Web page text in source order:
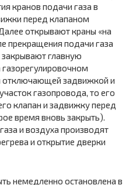
кранов подачи газа в
перед клапаном
открывают краны «на
прекращения подачи газа
главную
отключающей задвижкой и
газопровода, то его
клапан и задвижку перед
время вновь закрыть).
и воздуха производят
и открытие дверки
немедленно остановлена в